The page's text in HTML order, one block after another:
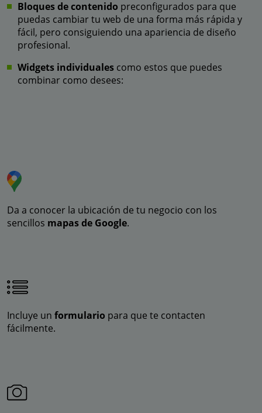
Bloques de contenido preconfigurados para que
puedas cambiar tu web de una forma más rápida y
fácil, pero consiguiendo una apariencia de diseño
profesional.
Widgets individuales como estos que puedes
combinar como desees:
Da a conocer la ubicación de tu negocio con los
sencillos mapas de Google.
Incluye un formulario para que te contacten
fácilmente.